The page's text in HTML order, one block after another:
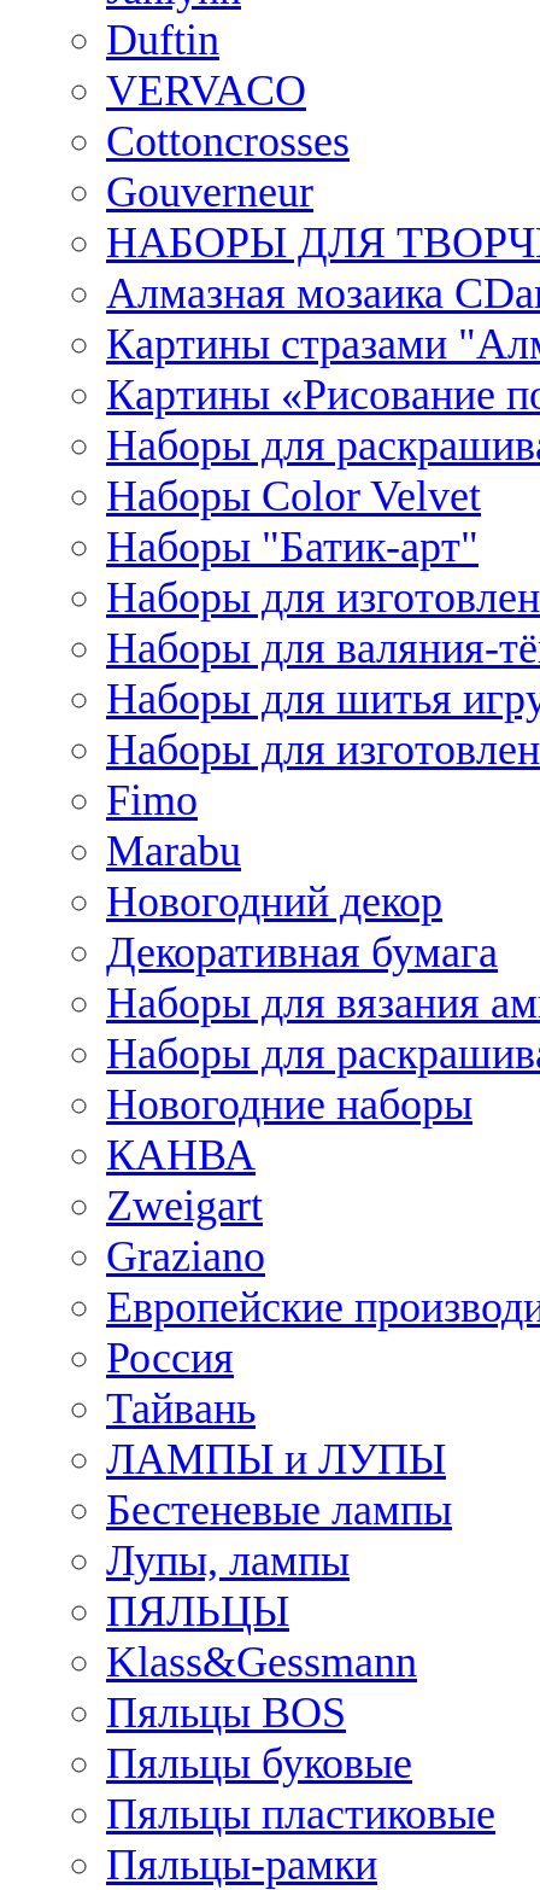
Duftin
VERVACO
Cottoncrosses
Gouverneur
НАБОРЫ ДЛЯ
Алмазная мозаика
Картины стразами
Картины «Рисование
Наборы для
Наборы Сolor Velvet
Наборы "Батик-арт"
Наборы для
Наборы для валяния-
Наборы для шитья
Наборы для
Fimo
Marabu
Новогодний декор
Декоративная бумага
Наборы для вязания
Наборы для
Новогодние наборы
КАНВА
Zweigart
Graziano
Европейские
Россия
Тайвань
ЛАМПЫ и ЛУПЫ
Бестеневые лампы
Лупы, лампы
ПЯЛЬЦЫ
Klass&Gessmann
Пяльцы BOS
Пяльцы буковые
Пяльцы пластиковые
Пяльцы-рамки